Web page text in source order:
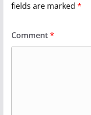
fields are marked *
Comment*